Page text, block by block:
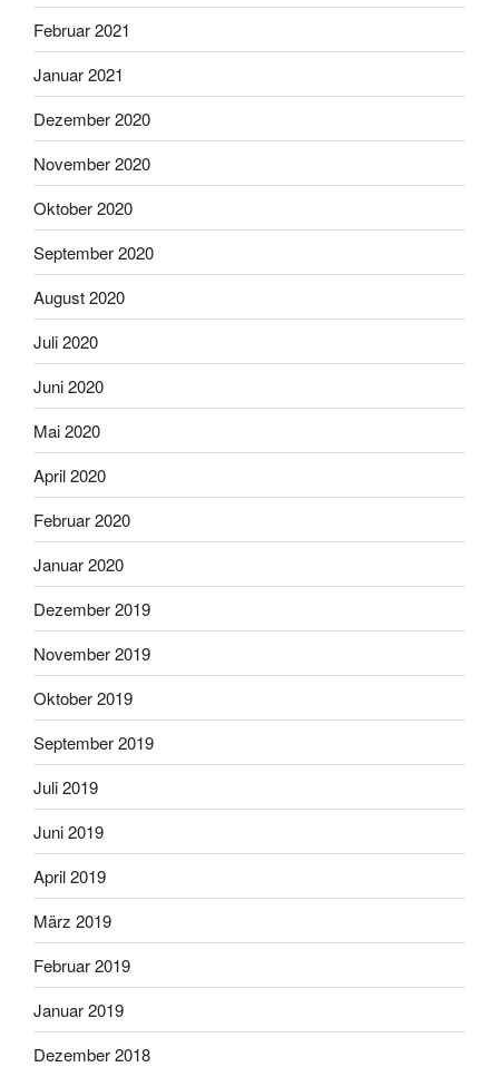
Februar 2021
Januar 2021
Dezember 2020
November 2020
Oktober 2020
September 2020
August 2020
Juli 2020
Juni 2020
Mai 2020
April 2020
Februar 2020
Januar 2020
Dezember 2019
November 2019
Oktober 2019
September 2019
Juli 2019
Juni 2019
April 2019
März 2019
Februar 2019
Januar 2019
Dezember 2018